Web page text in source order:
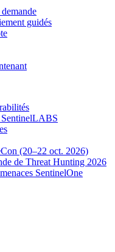
guidés
SentinelLABS
(20–22 oct. 2026)
de Threat Hunting 2026
SentinelOne